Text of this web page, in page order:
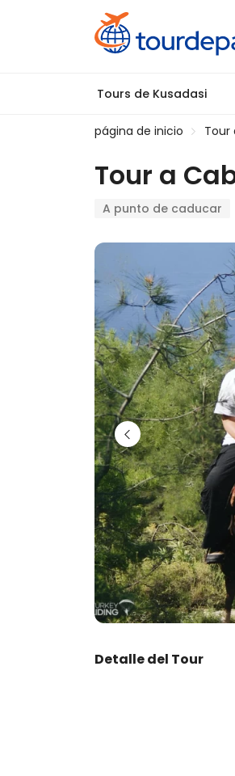
Tours de Kusadasi
página de inicio Tour
Tour a
A punto de caducar
Detalle del Tour